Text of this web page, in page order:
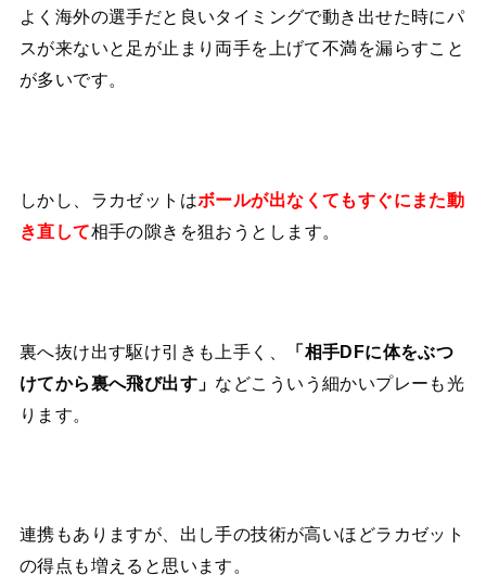
よく海外の選手だと良いタイミングで動き出せた時にパ
スが来ないと足が止まり両手を上げて不満を漏らすこと
が多いです。
しかし、ラカゼットはボールが出なくてもすぐにまた動
き直して相手の隙きを狙おうとします。
裏へ抜け出す駆け引きも上手く、
「相手DFに体をぶつ
けてから裏へ飛び出す」 などこういう細かいプレーも光
ります。
連携もありますが、出し手の技術が高いほどラカゼット
の得点も増えると思います。